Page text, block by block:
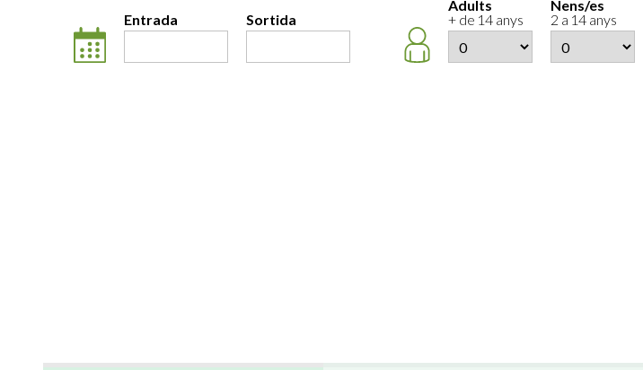
Entrada Sortida
Adults
+ de 14 anys
Nens/es
2 a 14 anys